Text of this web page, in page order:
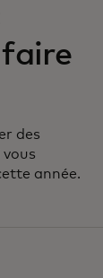
des
année.